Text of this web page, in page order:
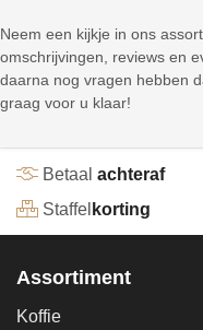
Neem een kijkje in ons
omschrijvingen, reviews en
daarna nog vragen hebben
graag voor u klaar!
Betaal achteraf
Staffel korting
Assortiment
Koffie